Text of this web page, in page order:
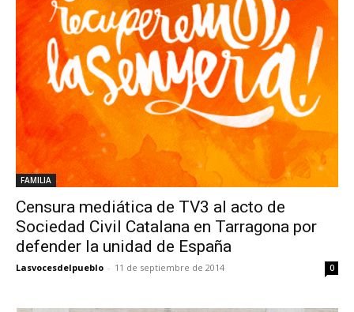
FAMILIA
Censura mediática de TV3 al acto de
Sociedad Civil Catalana en Tarragona por
defender la unidad de España
Lasvocesdelpueblo - 11 de septiembre de 2014 0